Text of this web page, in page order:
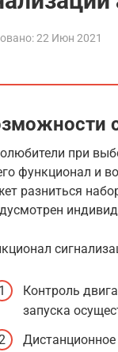
22 Июн 2021
при
функционал и
разниться
Контроль
запуска